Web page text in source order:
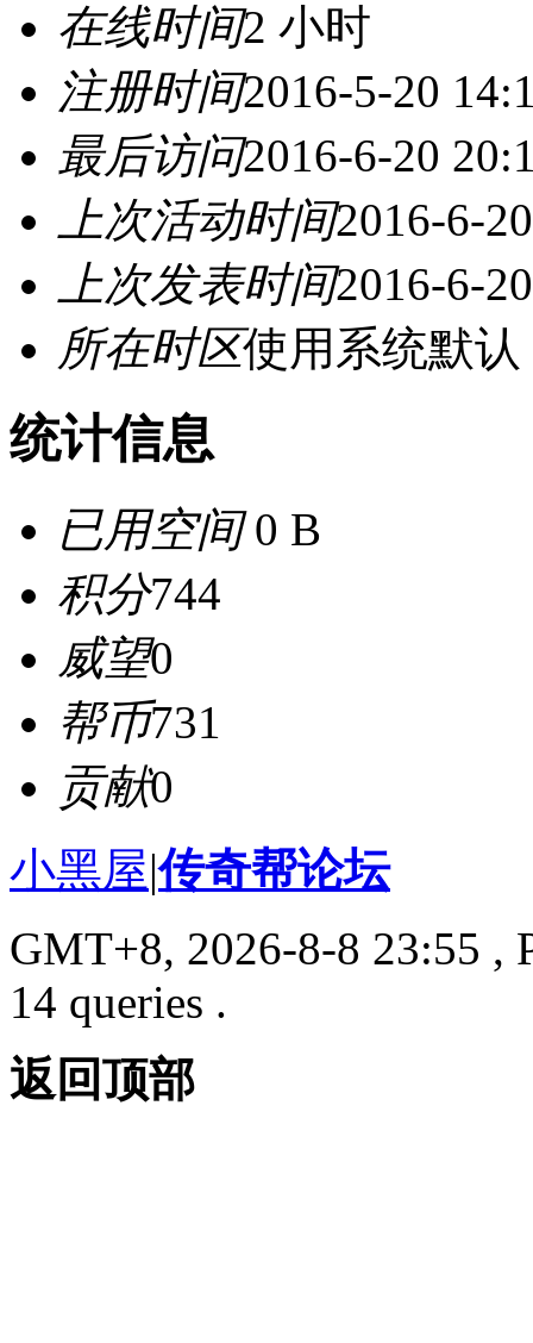
在线时间2 小时
注册时间2016-5-20
最后访问2016-6-20
上次活动时间2016-6-
上次发表时间2016-6-
所在时区使用系统默认
统计信息
已用空间0 B
积分744
威望0
帮币731
贡献0
小黑屋|传奇帮论坛
GMT+8, 2026-8-8 23:55 ,
14 queries .
返回顶部